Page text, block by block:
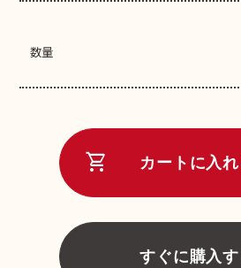
数量
shopping_cart カートに入
すぐに購入す